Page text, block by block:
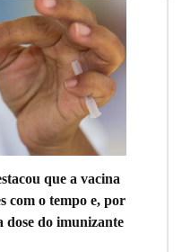
que a vacina
com o tempo e, por
dose do imunizante